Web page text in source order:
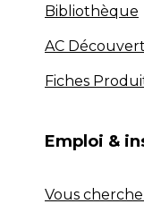
Bibliothèque
AC
Fiches
Emploi &
Vous